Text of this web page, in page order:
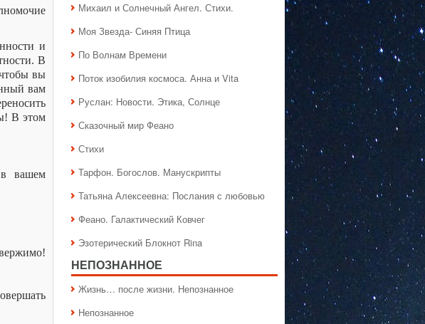
и
В
вы
вам
В этом
вашем
Михаил и Солнечный Ангел. Стихи.
Моя Звезда- Синяя Птица
По Волнам Времени
Поток изобилия космоса. Анна и Vita
Руслан: Новости. Этика, Солнце
Сказочный мир Феано
Стихи
Тарфон. Богослов. Манускрипты
Татьяна Алексеевна: Послания с любовью
Феано. Галактический Ковчег
Эзотерический Блокнот Rina
НЕПОЗНАННОЕ
Жизнь… после жизни. Непознанное
Непознанное